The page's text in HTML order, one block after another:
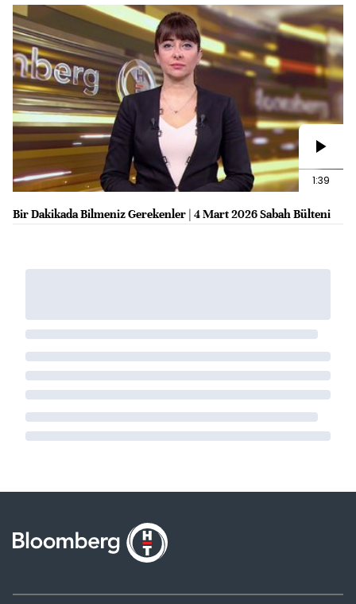
1:39
Bir Dakikada Bilmeniz Gerekenler | 4 Mart 2026 Sabah Bülteni